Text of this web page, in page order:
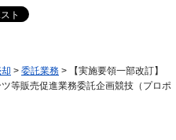
> 委託業務 > 【実施要領一部改訂】
等販売促進業務委託企画競技（プロポ